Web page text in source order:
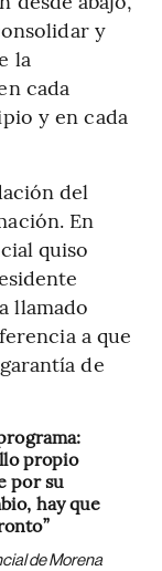
y
la
cada
y en cada
del
En
quiso
llamado
a que
de
propio
por su
hay que
de Morena